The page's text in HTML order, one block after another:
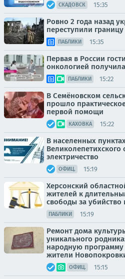
СКАДОВСК 15:35
Ровно 2 года назад
переступили
ПАБЛИКИ 15:35
Первая в России
онкологией
ПАБЛИКИ 15:22
В Семёновском
прошло
первой помощи
КАХОВКА 15:22
В населенных
Великолепетихского
электричество
ОФИЦ. 15:19
Херсонский
жителей к
свободы за убийство
ПАБЛИКИ 15:19
Ремонт дома
уникального
народную
жители
ОФИЦ. 15:15